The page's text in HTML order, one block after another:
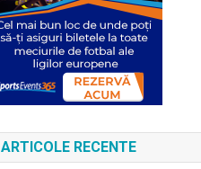
ARTICOLE RECENTE